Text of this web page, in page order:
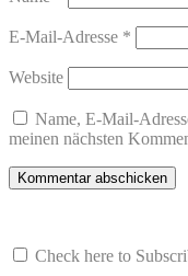
E-Mail-Adresse *
Website
Name, E-Mail-
meinen nächsten
Check here to